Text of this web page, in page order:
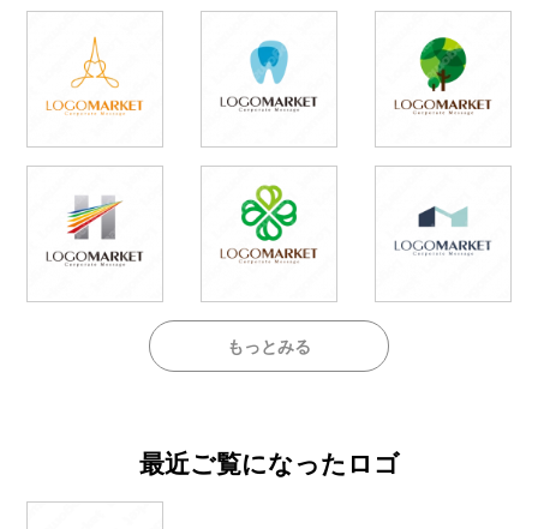
もっとみる
最近ご覧になったロゴ